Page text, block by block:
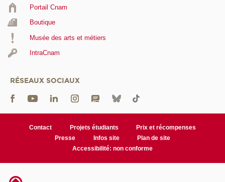
Portail Cnam
Boutique
Musée des arts et métiers
IntraCnam
RÉSEAUX SOCIAUX
Contact Projets étudiants
Prix et récompenses
Presse
Infos site
Plan de site
Accessibilité: non conforme